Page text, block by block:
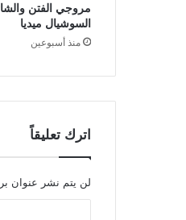
مروجي الفتن
السوشيال ميديا
منذ أسبوعين
اترك تعليقاً
لن يتم نشر عنوان